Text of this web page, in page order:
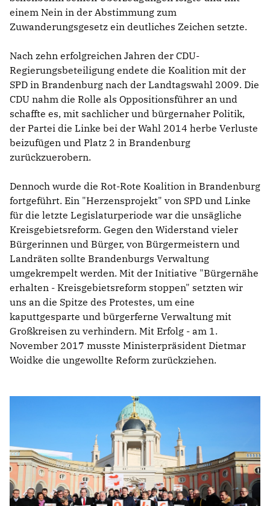
einem Nein in der Abstimmung zum
Zuwanderungsgesetz ein deutliches Zeichen setzte.
Nach zehn erfolgreichen Jahren der CDU-
Regierungsbeteiligung endete die Koalition mit der
SPD in Brandenburg nach der Landtagswahl 2009. Die
CDU nahm die Rolle als Oppositionsführer an und
schaffte es, mit sachlicher und bürgernaher Politik,
der Partei die Linke bei der Wahl 2014 herbe Verluste
beizufügen und Platz 2 in Brandenburg
zurückzuerobern.
Dennoch wurde die Rot-Rote Koalition in Brandenburg
fortgeführt. Ein "Herzensprojekt" von SPD und Linke
für die letzte Legislaturperiode war die unsägliche
Kreisgebietsreform. Gegen den Widerstand vieler
Bürgerinnen und Bürger, von Bürgermeistern und
Landräten sollte Brandenburgs Verwaltung
umgekrempelt werden. Mit der Initiative "Bürgernähe
erhalten - Kreisgebietsreform stoppen" setzten wir
uns an die Spitze des Protestes, um eine
kaputtgesparte und bürgerferne Verwaltung mit
Großkreisen zu verhindern. Mit Erfolg - am 1.
November 2017 musste Ministerpräsident Dietmar
Woidke die ungewollte Reform zurückziehen.